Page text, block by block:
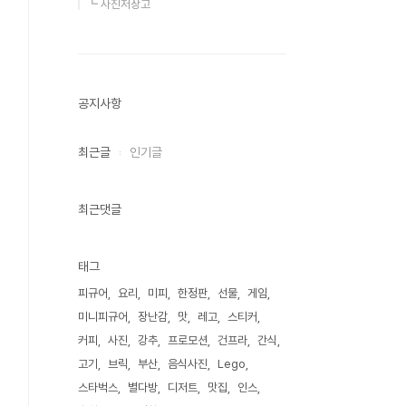
┗ 사진저장고
공지사항
최근글 인기글
최근댓글
태그
피규어 요리 미피 한정판 선물
게임
미니피규어
장난감 맛 레고
스티커
커피
사진 강추 프로모션 건프라
간식
고기
브릭 부산 음식사진
Lego
스타벅스
별다방 디저트 맛집
인스